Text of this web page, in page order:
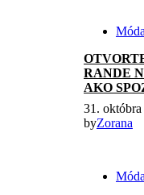
RANDE
AKO
31.
byZorana